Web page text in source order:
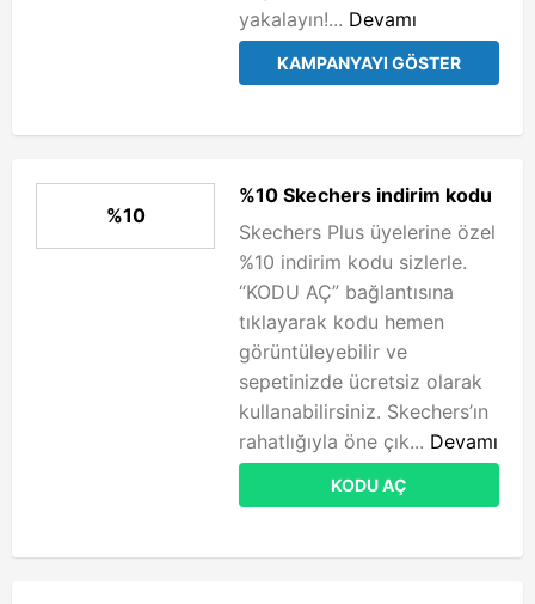
yakalayın!... Devamı
KAMPANYAYI GÖSTER
%10
%10 Skechers indirim kodu
Skechers Plus üyelerine özel
%10 indirim kodu sizlerle.
“KODU AÇ” bağlantısına
tıklayarak kodu hemen
görüntüleyebilir ve
sepetinizde ücretsiz olarak
kullanabilirsiniz. Skechers’ın
rahatlığıyla öne çık... Devamı
KODU AÇ